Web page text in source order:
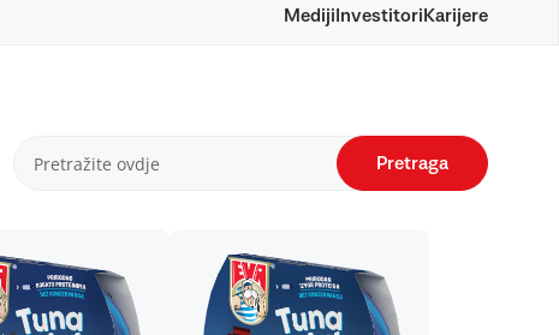
Mediji Investitori Karijere
Pretraga